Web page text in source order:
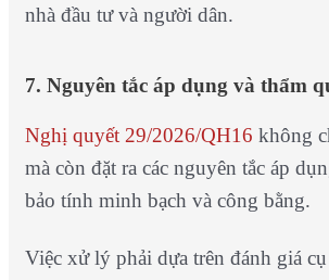
nhà đầu tư và người dân.
7. Nguyên tắc áp dụng và thẩm
Nghị quyết 29/2026/QH16 không
mà còn đặt ra các nguyên tắc áp
bảo tính minh bạch và công bằng.
Việc xử lý phải dựa trên đánh giá